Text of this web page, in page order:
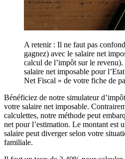
A retenir : Il ne faut pas
gagnez) avec le salaire net
calcul de l’impôt sur le
salaire net imposable pour
Net Fiscal » de votre fiche de
Bénéficiez de notre simulateur
votre salaire net imposable.
calculettes, notre méthode peut
net pour l’estimation. Le montant est
salaire peut diverger selon votre
familiale.